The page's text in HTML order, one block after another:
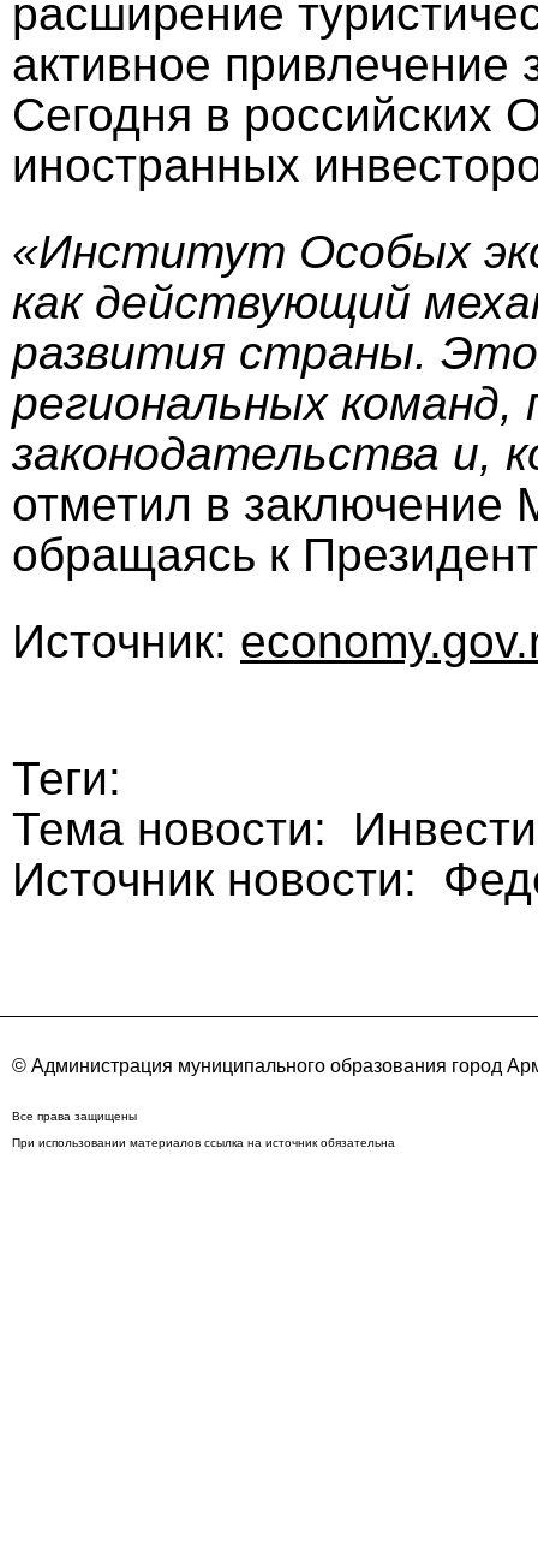
расширение
активное
Сегодня в российских
иностранных
«Институт Особых
как действующий
развития страны.
региональных команд,
законодательства и,
отметил в заключение
обращаясь к
Источник:
Теги:
Тема новости:
Источник новости:
© Администрация муниципального образования город
Все права защищены
При использовании материалов ссылка на источник обязательна